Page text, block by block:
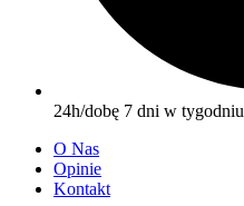
24h/dobę 7 dni w tygodniu
O Nas
Opinie
Kontakt